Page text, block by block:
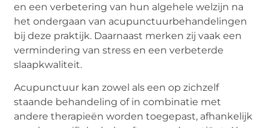
en een verbetering van hun algehele welzijn na
het ondergaan van acupunctuurbehandelingen
bij deze praktijk. Daarnaast merken zij vaak een
vermindering van stress en een verbeterde
slaapkwaliteit.
Acupunctuur kan zowel als een op zichzelf
staande behandeling of in combinatie met
andere therapieën worden toegepast, afhankelijk